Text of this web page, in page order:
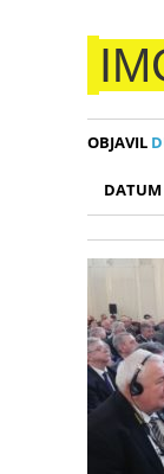
OBJAVIL
DATUM